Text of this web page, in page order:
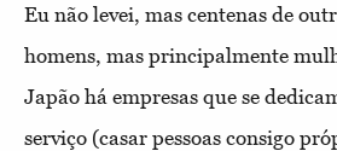
Eu não levei, mas centenas de
homens, mas principalmente
Japão há empresas que se
serviço (casar pessoas consigo